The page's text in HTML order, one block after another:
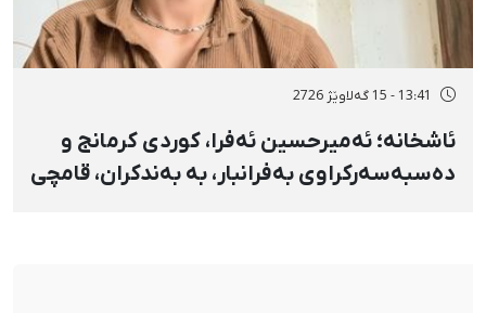
13:41 - 15 گەلاوێژ 2726
ئاشخانە؛ ئەمیرحسین ئەفرا، کوردی کرمانج و
دەسبەسەرکراوی بەفرانبار، بە بەندکران، قامچی